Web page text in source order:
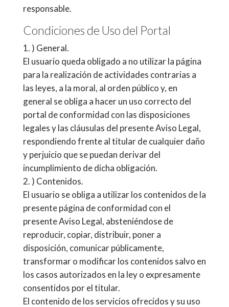
responsable.
Condiciones de Uso del Portal
) General.
El usuario queda obligado a no utilizar la página
para la realización de actividades contrarias a
las leyes, a la moral, al orden público y, en
general se obliga a hacer un uso correcto del
portal de conformidad con las disposiciones
legales y las cláusulas del presente Aviso Legal,
respondiendo frente al titular de cualquier daño
y perjuicio que se puedan derivar del
incumplimiento de dicha obligación.
) Contenidos.
El usuario se obliga a utilizar los contenidos de la
presente página de conformidad con el
presente Aviso Legal, absteniéndose de
reproducir, copiar, distribuir, poner a
disposición, comunicar públicamente,
transformar o modificar los contenidos salvo en
los casos autorizados en la ley o expresamente
consentidos por el titular.
El contenido de los servicios ofrecidos y su uso